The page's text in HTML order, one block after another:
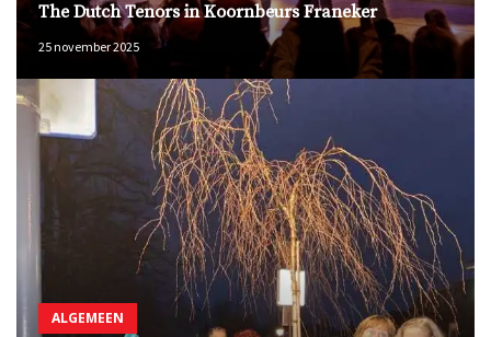
The Dutch Tenors in Koornbeurs Franeker
25 november 2025
ALGEMEEN